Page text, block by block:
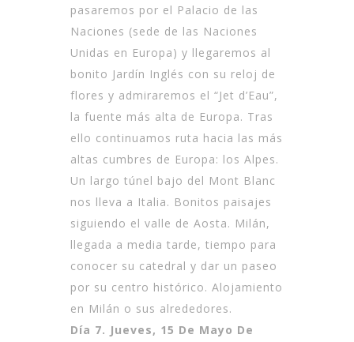
pasaremos por el Palacio de las
Naciones (sede de las Naciones
Unidas en Europa) y llegaremos al
bonito Jardín Inglés con su reloj de
flores y admiraremos el “Jet d’Eau”,
la fuente más alta de Europa. Tras
ello continuamos ruta hacia las más
altas cumbres de Europa: los Alpes.
Un largo túnel bajo del Mont Blanc
nos lleva a Italia. Bonitos paisajes
siguiendo el valle de Aosta. Milán,
llegada a media tarde, tiempo para
conocer su catedral y dar un paseo
por su centro histórico. Alojamiento
en Milán o sus alrededores.
Día 7. Jueves, 15 De Mayo De